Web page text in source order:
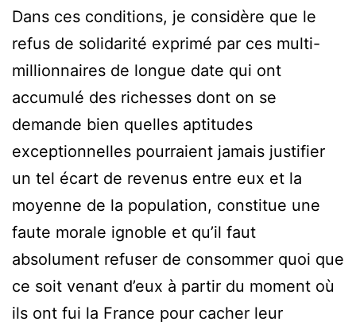
Dans ces conditions, je considère que le
refus de solidarité exprimé par ces multi-
millionnaires de longue date qui ont
accumulé des richesses dont on se
demande bien quelles aptitudes
exceptionnelles pourraient jamais justifier
un tel écart de revenus entre eux et la
moyenne de la population, constitue une
faute morale ignoble et qu’il faut
absolument refuser de consommer quoi que
ce soit venant d’eux à partir du moment où
ils ont fui la France pour cacher leur